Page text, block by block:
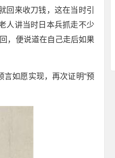
回来收刀钱，这在当时引
人讲当时日本兵抓走不少
，便说道在自己走后如果
如愿实现，再次证明“预